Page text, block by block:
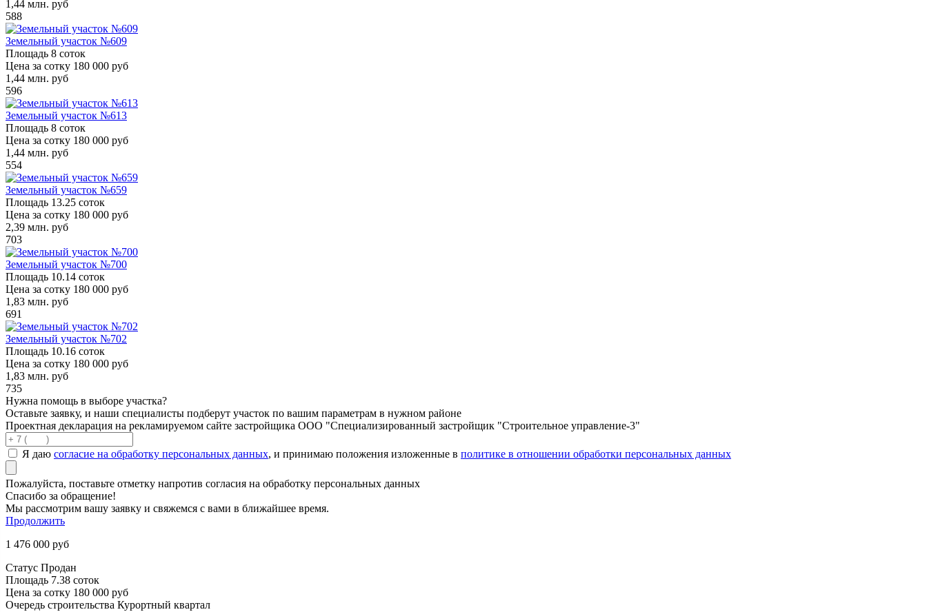
1,44 млн. руб
588
Земельный участок №609
Площадь 8 соток
Цена за сотку 180 000 руб
1,44 млн. руб
596
Земельный участок №613
Площадь 8 соток
Цена за сотку 180 000 руб
1,44 млн. руб
554
Земельный участок №659
Площадь 13.25 соток
Цена за сотку 180 000 руб
2,39 млн. руб
703
Земельный участок №700
Площадь 10.14 соток
Цена за сотку 180 000 руб
1,83 млн. руб
691
Земельный участок №702
Площадь 10.16 соток
Цена за сотку 180 000 руб
1,83 млн. руб
735
Нужна помощь в выборе участка?
Оставьте заявку, и наши специалисты подберут участок по вашим параметрам в нужном районе
Проектная декларация на рекламируемом сайте застройщика ООО "Специализированный застройщик "Строительное управление-3"
Я даю согласие на обработку персональных данных, и принимаю положения изложенные в политике в отношении обработки персональных данных
Пожалуйста, поставьте отметку напротив согласия на обработку персональных данных
Спасибо за обращение!
Мы рассмотрим вашу заявку и свяжемся с вами в ближайшее время.
Продолжить
1 476 000 руб
Статус Продан
Площадь 7.38 соток
Цена за сотку 180 000 руб
Очередь строительства Курортный квартал